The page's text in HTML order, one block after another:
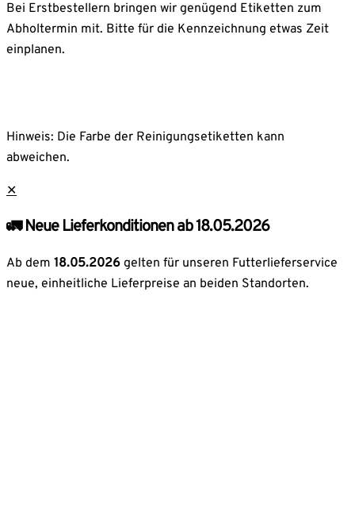
Bei Erstbestellern bringen wir genügend Etiketten zum
Abholtermin mit. Bitte für die Kennzeichnung etwas Zeit
einplanen.
Hinweis: Die Farbe der Reinigungsetiketten kann
abweichen.
✕
🚛 Neue Lieferkonditionen ab 18.05.2026
Ab dem 18.05.2026 gelten für unseren Futterlieferservice
neue, einheitliche Lieferpreise an beiden Standorten.